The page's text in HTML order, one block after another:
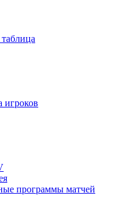
игроков
программы матчей